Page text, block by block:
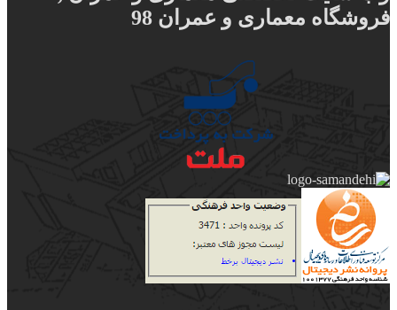
فروشگاه معماری و عمران 98